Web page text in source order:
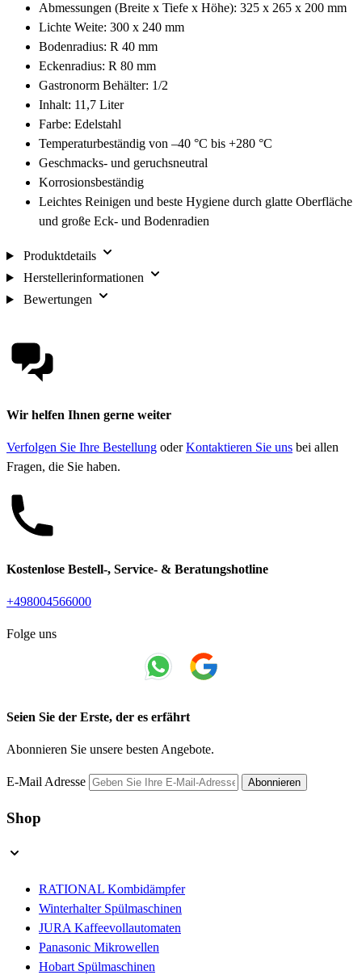
Abmessungen (Breite x Tiefe x Höhe): 325 x 265 x 200 mm
Lichte Weite: 300 x 240 mm
Bodenradius: R 40 mm
Eckenradius: R 80 mm
Gastronorm Behälter: 1/2
Inhalt: 11,7 Liter
Farbe: Edelstahl
Temperaturbeständig von –40 °C bis +280 °C
Geschmacks- und geruchsneutral
Korrosionsbeständig
Leichtes Reinigen und beste Hygiene durch glatte Oberfläche
und große Eck- und Bodenradien
Produktdetails
Herstellerinformationen
Bewertungen
Wir helfen Ihnen gerne weiter
Verfolgen Sie Ihre Bestellung oderKontaktieren Sie uns bei allen
Fragen, die Sie haben.
Kostenlose Bestell-, Service- & Beratungshotline
+498004566000
Folge uns
Seien Sie der Erste, der es erfährt
Abonnieren Sie unsere besten Angebote.
E-Mail Adresse Abonnieren
Shop
RATIONAL Kombidämpfer
Winterhalter Spülmaschinen
JURA Kaffeevollautomaten
Panasonic Mikrowellen
Hobart Spülmaschinen